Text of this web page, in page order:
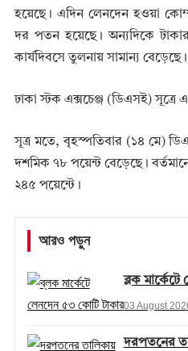
হয়েছে। এদিন লেনদেন হওয়া
দর পতন হয়েছে। অন্যদিকে
কার্যদিবসে তুলনায় সামান্য বেড়েছে।
ঢাকা স্টক এক্সচেঞ্জ (ডিএসই) সূত্রে
সূত্র মতে, বৃহস্পতিবার (১৪ মে)
দশমিক ৭৮ পয়েন্ট বেড়েছে।
২৪৫ পয়েন্টে।
আরও পড়ুন
ব্লক
03 August
দরপতনের